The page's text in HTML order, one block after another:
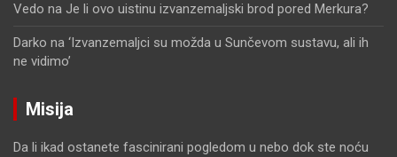
Vedo na Je li ovo uistinu izvanzemaljski brod pored Merkura?
Darko na ‘Izvanzemaljci su možda u Sunčevom sustavu, ali ih
ne vidimo’
Misija
Da li ikad ostanete fascinirani pogledom u nebo dok ste noću